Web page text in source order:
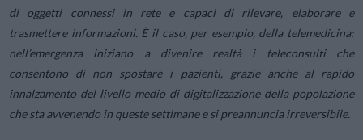
di oggetti connessi in rete e capaci di rilevare, elaborare e
trasmettere informazioni. È il caso, per esempio, della telemedicina:
nell’emergenza iniziano a divenire realtà i teleconsulti che
consentono di non spostare i pazienti, grazie anche al rapido
innalzamento del livello medio di digitalizzazione della popolazione
che sta avvenendo in queste settimane e si preannuncia irreversibile.